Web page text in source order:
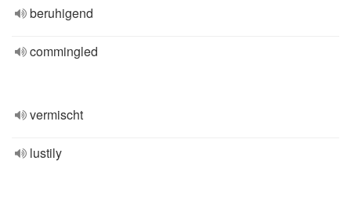
beruhigend
commingled
vermischt
lustily